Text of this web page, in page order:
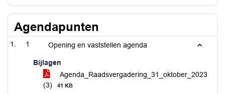
Agendapunten
1 Opening en vaststellen agenda
Bijlagen
Agenda_Raadsvergadering_31_oktober_2023
(3)
41 KB